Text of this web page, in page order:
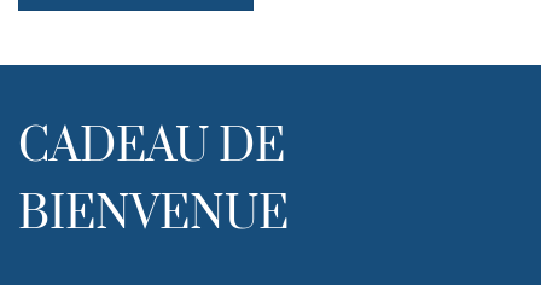
CADEAU DE
BIENVENUE